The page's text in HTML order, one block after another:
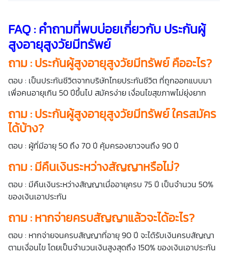
FAQ : คำถามที่พบบ่อยเกี่ยวกับประกันผู้
สูงอายุสูงวัยมีทรัพย์
ถาม :ประกันผู้สูงอายุสูงวัยมีทรัพย์ คืออะไร?
ตอบ : เป็นประกันชีวิตจากบริษัทไทยประกันชีวิต ที่ถูกออกแบบมา
เพื่อคนอายุเกิน 50 ปีขึ้นไป สมัครง่าย เงื่อนไขสุขภาพไม่ยุ่งยาก
ถาม :ประกันผู้สูงอายุสูงวัยมีทรัพย์ ใครสมัคร
ได้บ้าง?
ตอบ : ผู้ที่มีอายุ 50 ถึง 70 ปี คุ้มครองยาวจนถึง 90 ปี
ถาม : มีคืนเงินระหว่างสัญญาหรือไม่?
ตอบ : มีคืนเงินระหว่างสัญญาเมื่ออายุครบ 75 ปี เป็นจำนวน 50%
ของเงินเอาประกัน
ถาม : หากจ่ายครบสัญญาแล้วจะได้อะไร?
ตอบ : หากจ่ายจนครบสัญญาที่อายุ 90 ปี จะได้รับเงินครบสัญญา
ตามเงื่อนไข โดยเป็นจำนวนเงินสูงสุดถึง 150% ของเงินเอาประกัน